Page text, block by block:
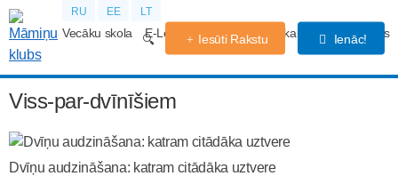
RU EE LT
Vecāku skola E-Lekcijas Grūtniecības kalendārs Forums
Iesūti Rakstu Ienāc!
Viss-par-dvīnīšiem
Dvīņu audzināšana: katram citādāka uztvere